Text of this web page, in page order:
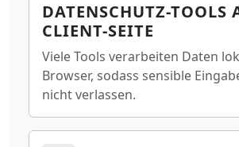
DATENSCHUTZ-TOOLS
CLIENT-SEITE
Viele Tools verarbeiten Daten
Browser, sodass sensible
nicht verlassen.